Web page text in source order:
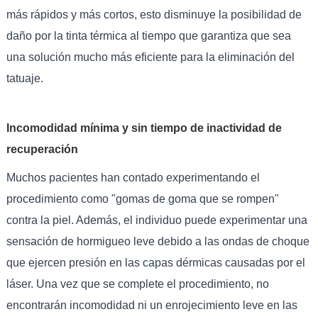
más rápidos y más cortos, esto disminuye la posibilidad de
daño por la tinta térmica al tiempo que garantiza que sea
una solución mucho más eficiente para la eliminación del
tatuaje.
Incomodidad mínima y sin tiempo de inactividad de
recuperación
Muchos pacientes han contado experimentando el
procedimiento como "gomas de goma que se rompen"
contra la piel. Además, el individuo puede experimentar una
sensación de hormigueo leve debido a las ondas de choque
que ejercen presión en las capas dérmicas causadas por el
láser. Una vez que se complete el procedimiento, no
encontrarán incomodidad ni un enrojecimiento leve en las